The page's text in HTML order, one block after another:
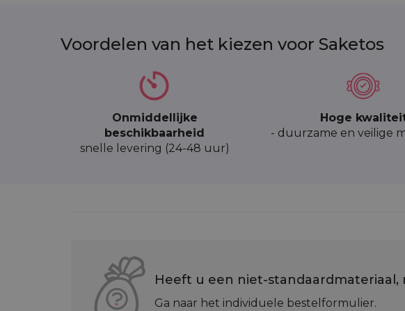
Voordelen van het kiezen voor Saketos
Onmiddellijke
beschikbaarheid
snelle levering (24-48 uur)
Hoge
- duurzame en veilige
Heeft u een niet-standaardmateriaal,
Ga naar het individuele bestelformulier.